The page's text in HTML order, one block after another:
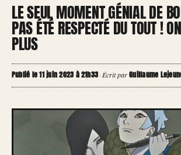
LE SEUL MOMENT GÉNIAL DE
PAS ÉTÉ RESPECTÉ DU TOUT !
PLUS
Publié le 11 juin 2023 à 21h33·Écrit parGuillaume